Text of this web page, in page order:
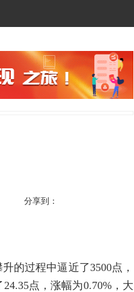
分享到：
过程中逼近了3500点，
点，涨幅为0.70%，大